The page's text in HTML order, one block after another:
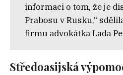
informaci o tom, že je
Prabosu v Rusku,“
firmu advokátka Lada
Středoasijská